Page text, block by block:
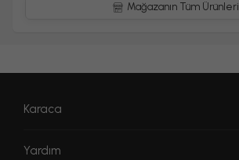
Mağazanın Tüm Ürünleri
Karaca
Yardım